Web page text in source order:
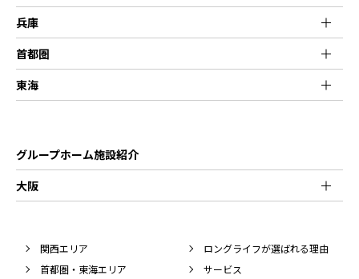
兵庫
首都圏
東海
グループホーム施設紹介
大阪
関西エリア
首都圏・東海エリア
ロングライフが選ばれる理由
サービス